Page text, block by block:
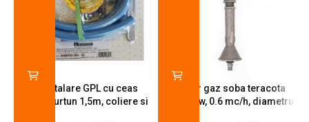
Kit instalare GPL cu ceas
butelie, furtun 1,5m, coliere si
Arzator gaz soba teracota
A600, 6 kw, 0.6 mc/h, diametru